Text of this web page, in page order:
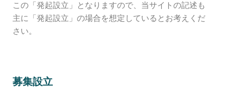
この「発起設立」となりますので、当サイトの記述も
主に「発起設立」の場合を想定しているとお考えくだ
さい。
募集設立